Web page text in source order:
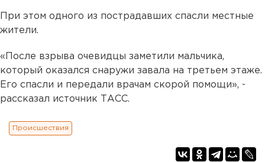
При этом одного из пострадавших спасли местные
жители.
«После взрыва очевидцы заметили мальчика,
который оказался снаружи завала на третьем этаже.
Его спасли и передали врачам скорой помощи», -
рассказал источник ТАСС.
Происшествия